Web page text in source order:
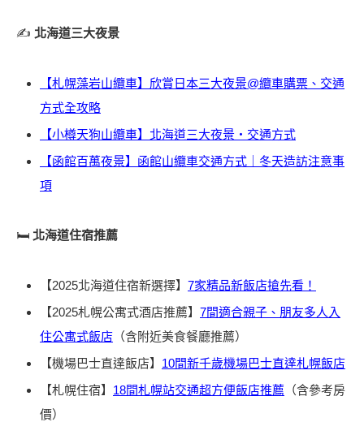
✍️ 北海道三大夜景
【札幌藻岩山纜車】欣賞日本三大夜景@纜車購票、交通
方式全攻略
【小樽天狗山纜車】北海道三大夜景・交通方式
【函館百萬夜景】函館山纜車交通方式｜冬天造訪注意事
項
🛏️ 北海道住宿推薦
【2025北海道住宿新選擇】 7家精品新飯店搶先看！
【2025札幌公寓式酒店推薦】 7間適合親子、朋友多人入
住公寓式飯店 （含附近美食餐廳推薦）
【機場巴士直達飯店】 10間新千歲機場巴士直達札幌飯店
【札幌住宿】 18間札幌站交通超方便飯店推薦 （含參考房
價）